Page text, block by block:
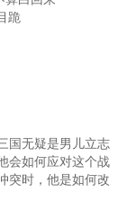
跪
国无疑是男儿立志
会如何应对这个战
突时，他是如何改